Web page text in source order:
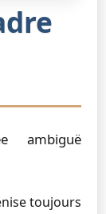
ambiguë
toujours